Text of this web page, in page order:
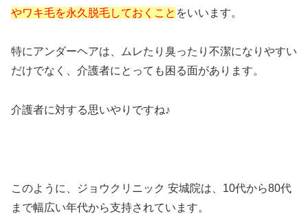
やワキ毛を永久脱毛しておくこと をいいます。
特にアンダーヘアは、ムレたり臭ったり不潔になりやすい
だけでなく、介護者にとっても困る面があります。
介護者に対する思いやりですね♪
このように、ジョウクリニック 安城院は、10代から80代
まで幅広い年代から支持されています。